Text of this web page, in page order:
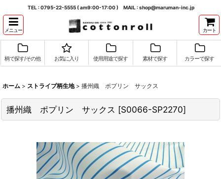
TEL : 0795-22-5555 ( am9:00-17:00 ) MAIL : shop@maruman-inc.jp
メニュー カート
柄で探す/その他 お気に入り 使用用途で探す 素材で探す カラーで探す
ホーム > ストライプ柄生地 > 播州織 ポプリン サックス
播州織 ポプリン サックス [S0066-SP2270]